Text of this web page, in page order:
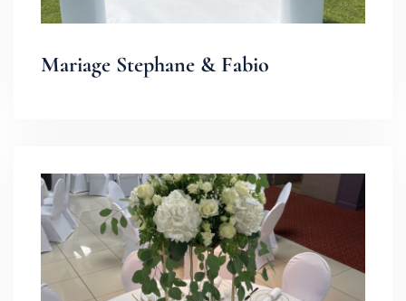
Mariage Stephane & Fabio